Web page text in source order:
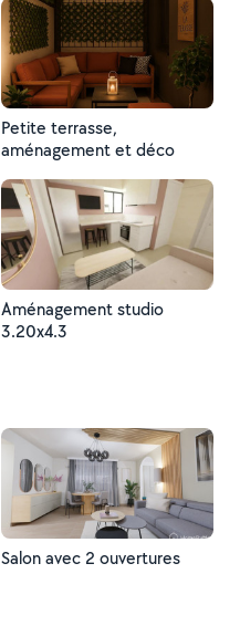
Petite terrasse,
aménagement et déco
Aménagement studio
3.20x4.3
Salon avec 2 ouvertures